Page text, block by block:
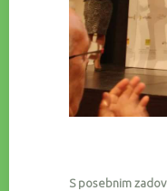
S posebnim